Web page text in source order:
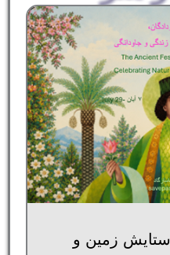
زمین و